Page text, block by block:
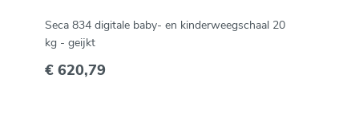
Seca 834 digitale baby- en kinderweegschaal 20
kg - geijkt
€ 620,79